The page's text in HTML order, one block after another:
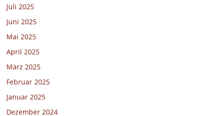
Juli 2025
Juni 2025
Mai 2025
April 2025
März 2025
Februar 2025
Januar 2025
Dezember 2024